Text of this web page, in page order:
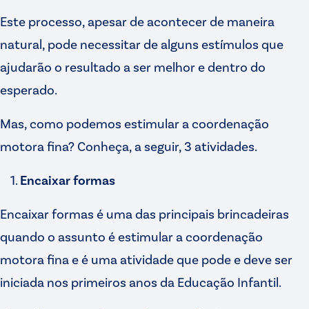
Este processo, apesar de acontecer de maneira
natural, pode necessitar de alguns estímulos que
ajudarão o resultado a ser melhor e dentro do
esperado.
Mas, como podemos estimular a coordenação
motora fina? Conheça, a seguir, 3 atividades.
Encaixar formas
Encaixar formas é uma das principais brincadeiras
quando o assunto é estimular a coordenação
motora fina e é uma atividade que pode e deve ser
iniciada nos primeiros anos da Educação Infantil.